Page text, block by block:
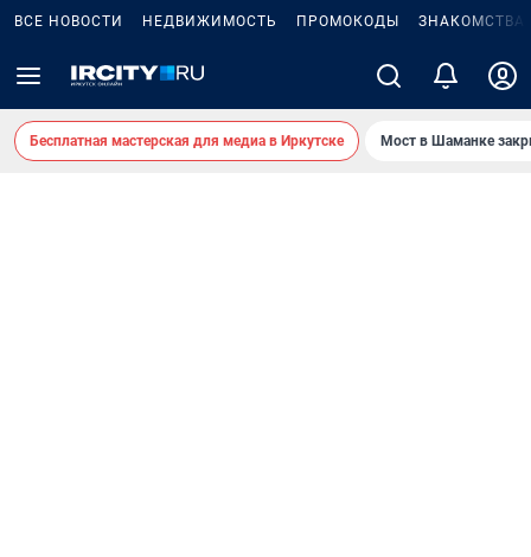
ВСЕ НОВОСТИ НЕДВИЖИМОСТЬ ПРОМОКОДЫ ЗНАКОМСТВА
Бесплатная мастерская для медиа в Иркутске Мост в Шаманке